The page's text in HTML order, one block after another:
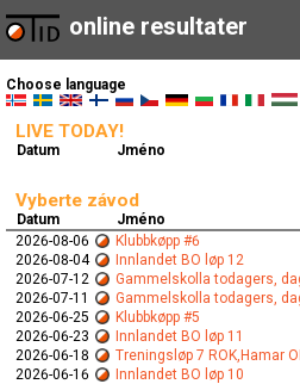
online resultater
Choose language
LIVE TODAY!
Datum Jméno
Vyberte závod
Datum Jméno
2026-08-06
Klubbkøpp #6
2026-08-04
Innlandet BO løp 12
2026-07-12
Gammelskolla todagers,
2026-07-11
Gammelskolla todagers,
2026-06-25
Klubbkøpp #5
2026-06-23
Innlandet BO løp 11
2026-06-18
Treningsløp 7 ROK,Hamar
2026-06-16
Innlandet BO løp 10